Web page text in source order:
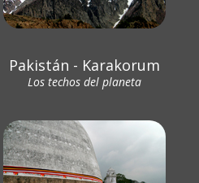
Pakistán - Karakorum
Los techos del planeta